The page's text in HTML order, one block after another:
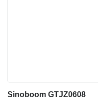
Sinoboom GTJZ0608